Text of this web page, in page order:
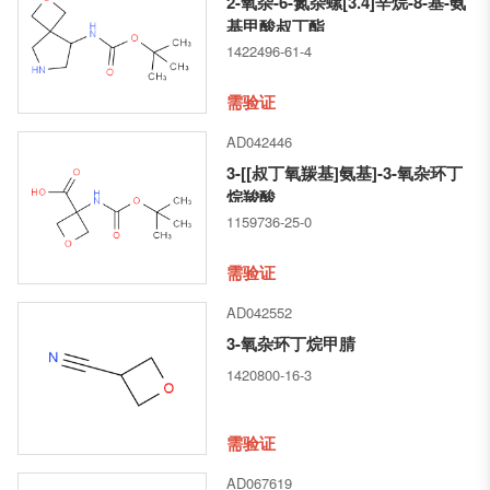
基甲酸叔丁酯
1422496-61-4
需验证
AD042446
3-[[叔丁氧羰基]氨基]-3-氧杂环丁
烷羧酸
1159736-25-0
需验证
AD042552
3-氧杂环丁烷甲腈
1420800-16-3
需验证
AD067619